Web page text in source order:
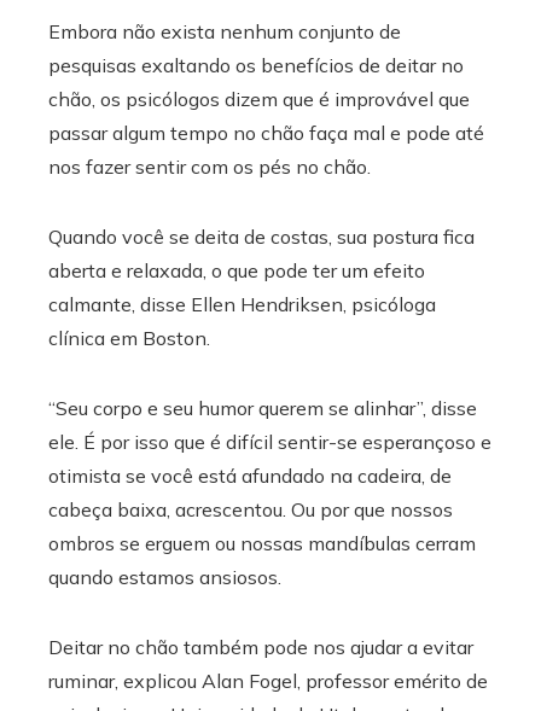
Embora não exista nenhum conjunto de
pesquisas exaltando os benefícios de deitar no
chão, os psicólogos dizem que é improvável que
passar algum tempo no chão faça mal e pode até
nos fazer sentir com os pés no chão.
Quando você se deita de costas, sua postura fica
aberta e relaxada, o que pode ter um efeito
calmante, disse Ellen Hendriksen, psicóloga
clínica em Boston.
“Seu corpo e seu humor querem se alinhar”, disse
ele. É por isso que é difícil sentir-se esperançoso e
otimista se você está afundado na cadeira, de
cabeça baixa, acrescentou. Ou por que nossos
ombros se erguem ou nossas mandíbulas cerram
quando estamos ansiosos.
Deitar no chão também pode nos ajudar a evitar
ruminar, explicou Alan Fogel, professor emérito de